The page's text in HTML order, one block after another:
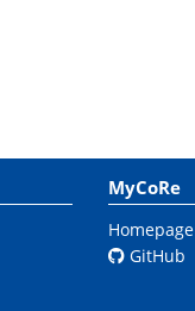
MyCoRe
Homepage
GitHub